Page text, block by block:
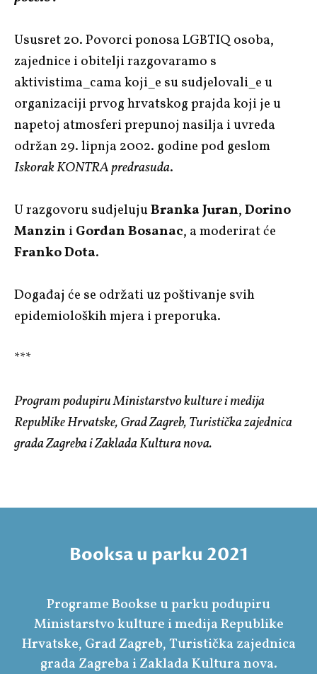
Ususret 20. Povorci ponosa LGBTIQ osoba,
zajednice i obitelji razgovaramo s
aktivistima_cama koji_e su sudjelovali_e u
organizaciji prvog hrvatskog prajda koji je u
napetoj atmosferi prepunoj nasilja i uvreda
održan 29. lipnja 2002. godine pod geslom
Iskorak KONTRA predrasuda.
U razgovoru sudjelujuBranka Juran,Dorino
Manzin iGordan Bosanac, a moderirat će
Franko Dota.
Događaj će se održati uz poštivanje svih
epidemioloških mjera i preporuka.
***
Program podupiru Ministarstvo kulture i medija
Republike Hrvatske, Grad Zagreb, Turistička zajednica
grada Zagreba i Zaklada Kultura nova.
Booksa u parku 2021
Programe Bookse u parku podupiru
Ministarstvo kulture i medija Republike
Hrvatske, Grad Zagreb, Turistička zajednica
grada Zagreba i Zaklada Kultura nova.